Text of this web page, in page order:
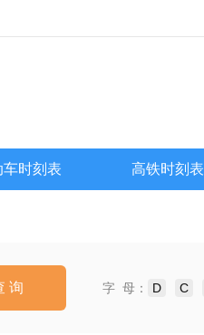
车时刻表 高铁时刻表
询 字 母： D C